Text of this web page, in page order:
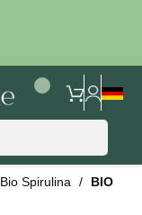
Bio Spirulina
BIO